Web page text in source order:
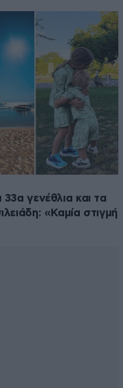
γενέθλια και τα
«Καμία στιγμή